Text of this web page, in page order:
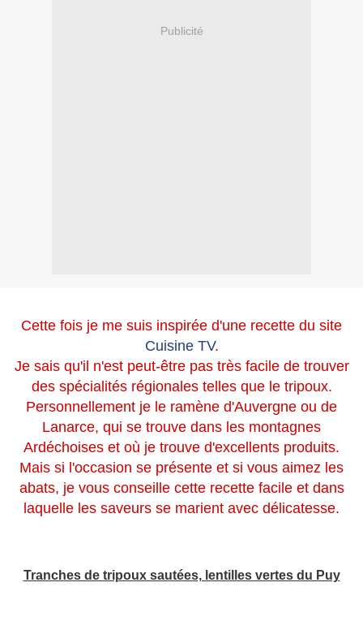
Publicité
Cette fois je me suis inspirée d'une recette du site
Cuisine TV.
Je sais qu'il n'est peut-être pas très facile de trouver
des spécialités régionales telles que le tripoux.
Personnellement je le ramène d'Auvergne ou de
Lanarce, qui se trouve dans les montagnes
Ardéchoises et où je trouve d'excellents produits.
Mais si l'occasion se présente et si vous aimez les
abats, je vous conseille cette recette facile et dans
laquelle les saveurs se marient avec délicatesse.
Tranches de tripoux sautées, lentilles vertes du Puy